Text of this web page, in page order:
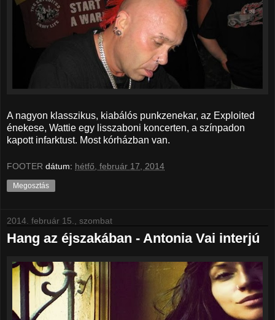
A nagyon klasszikus, kiabálós punkzenekar, az Exploited
énekese, Wattie egy lisszaboni koncerten, a színpadon
kapott infarktust. Most kórházban van.
FOOTER dátum: hétfő, február 17, 2014
Megosztás
2014. február 15., szombat
Hang az éjszakában - Antonia Vai interjú